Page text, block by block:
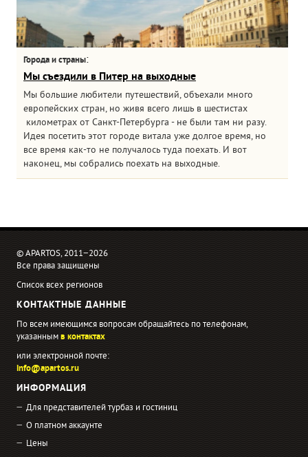
Города и страны:
Мы съездили в Питер на выходные
Мы большие любители путешествий, объехали много
европейских стран, но живя всего лишь в шестистах
километрах от Санкт-Петербурга - не были там ни разу.
Идея посетить этот городе витала уже долгое время, но
все время как-то не получалось туда поехать. И вот
наконец, мы собрались поехать на выходные.
© APARTOS, 2011−2026
Все права защищены
Список всех регионов
КОНТАКТНЫЕ ДАННЫЕ
По всем имеющимся вопросам обращайтесь по телефонам,
указаннымв контактах
или электронной почте:
info@apartos.ru
ИНФОРМАЦИЯ
Для представителей турбаз и гостиниц
О платном аккаунте
Цены